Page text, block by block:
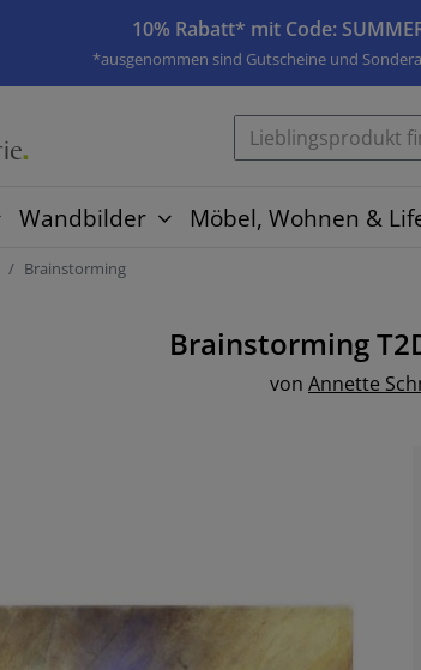
10% Rabatt* mit Code:
*ausgenommen sind Gutscheine und
Wandbilder Möbel, Wohnen &
Brainstorming
Brainstorming
von Annette